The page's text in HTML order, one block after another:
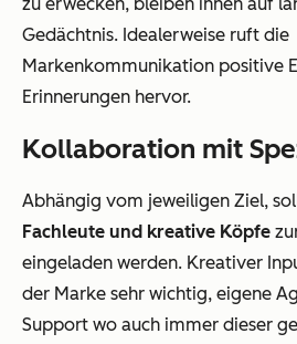
Gedächtnis. Idealerweise ruft die
Markenkommunikation positive
Erinnerungen hervor.
Kollaboration mit
Abhängig vom jeweiligen Ziel,
Fachleute und kreative Köpfe
eingeladen werden. Kreativer
der Marke sehr wichtig, eigene
Support wo auch immer dieser